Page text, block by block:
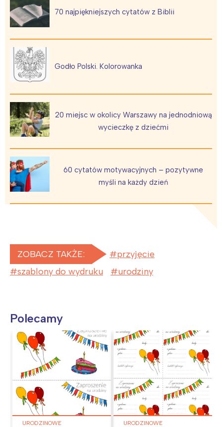
70 najpiękniejszych cytatów z Biblii
Godło Polski. Kolorowanka
20 miejsc w okolicy Warszawy na jednodniową
wycieczkę z dziećmi
60 cytatów motywacyjnych – pozytywne
myśli na każdy dzień
ZOBACZ TAKŻE:
przyjęcie
szablony do wydruku
urodziny
Polecamy
URODZINOWE URODZINOWE
Łódź
Trójmiasto
Wrocław
Południe